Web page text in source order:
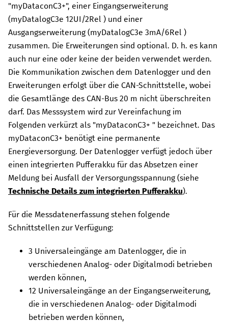
"myDataconC3+", einer Eingangserweiterung
(myDatalogC3e 12UI/2Rel ) und einer
Ausgangserweiterung (myDatalogC3e 3mA/6Rel )
zusammen. Die Erweiterungen sind optional. D. h. es kann
auch nur eine oder keine der beiden verwendet werden.
Die Kommunikation zwischen dem Datenlogger und den
Erweiterungen erfolgt über die CAN-Schnittstelle, wobei
die Gesamtlänge des CAN-Bus 20 m nicht überschreiten
darf. Das Messsystem wird zur Vereinfachung im
Folgenden verkürzt als "myDataconC3+ " bezeichnet. Das
myDataconC3+ benötigt eine permanente
Energieversorgung. Der Datenlogger verfügt jedoch über
einen integrierten Pufferakku für das Absetzen einer
Meldung bei Ausfall der Versorgungsspannung (siehe
Technische Details zum integrierten Pufferakku).
Für die Messdatenerfassung stehen folgende
Schnittstellen zur Verfügung:
3 Universaleingänge am Datenlogger, die in
verschiedenen Analog- oder Digitalmodi betrieben
werden können,
12 Universaleingänge an der Eingangserweiterung,
die in verschiedenen Analog- oder Digitalmodi
betrieben werden können,